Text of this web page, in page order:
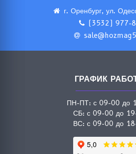
г. Оренбург, ул.
(3532) 977-
ГРАФИК
ПН-ПТ: с 09-00 до
СБ: с 09-00 до
ВС: с 09-00 до